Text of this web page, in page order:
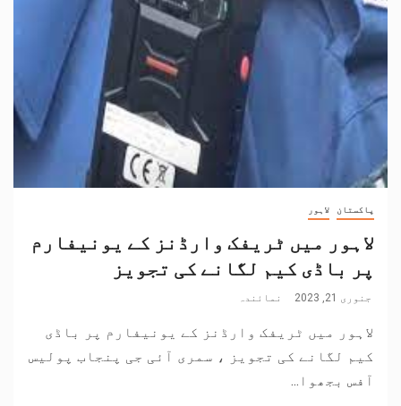
پاکستان لاہور
لاہور میں ٹریفک وارڈنز کے یونیفارم
پر باڈی کیم لگانے کی تجویز
جنوری 21, 2023 نمائندہ
لاہور میں ٹریفک وارڈنز کے یونیفارم پر باڈی
کیم لگانے کی تجویز ، سمری آئی جی پنجاب پولیس
آفس بجھوا...